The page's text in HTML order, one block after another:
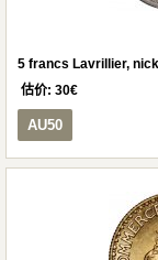
5 francs Lavrillier,
估价: 30€
AU50